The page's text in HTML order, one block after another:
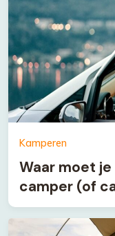
Kamperen
Waar moet
camper (of